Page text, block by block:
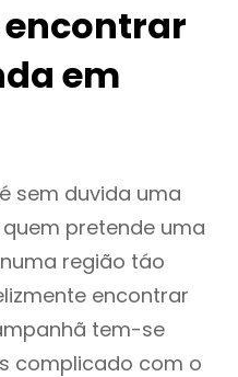
encontrar
em
sem duvida uma
pretende uma
região táo
encontrar
tem-se
complicado com o